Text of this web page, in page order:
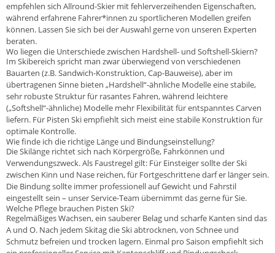
empfehlen sich Allround-Skier mit fehlerverzeihenden Eigenschaften,
während erfahrene Fahrer*innen zu sportlicheren Modellen greifen
können. Lassen Sie sich bei der Auswahl gerne von unseren Experten
beraten.
Wo liegen die Unterschiede zwischen Hardshell- und Softshell-Skiern?
Im Skibereich spricht man zwar überwiegend von verschiedenen
Bauarten (z.B. Sandwich-Konstruktion, Cap-Bauweise), aber im
übertragenen Sinne bieten „Hardshell“-ähnliche Modelle eine stabile,
sehr robuste Struktur für rasantes Fahren, während leichtere
(„Softshell“-ähnliche) Modelle mehr Flexibilität für entspanntes Carven
liefern. Für Pisten Ski empfiehlt sich meist eine stabile Konstruktion für
optimale Kontrolle.
Wie finde ich die richtige Länge und Bindungseinstellung?
Die Skilänge richtet sich nach Körpergröße, Fahrkönnen und
Verwendungszweck. Als Faustregel gilt: Für Einsteiger sollte der Ski
zwischen Kinn und Nase reichen, für Fortgeschrittene darf er länger sein.
Die Bindung sollte immer professionell auf Gewicht und Fahrstil
eingestellt sein – unser Service-Team übernimmt das gerne für Sie.
Welche Pflege brauchen Pisten Ski?
Regelmäßiges Wachsen, ein sauberer Belag und scharfe Kanten sind das
A und O. Nach jedem Skitag die Ski abtrocknen, von Schnee und
Schmutz befreien und trocken lagern. Einmal pro Saison empfiehlt sich